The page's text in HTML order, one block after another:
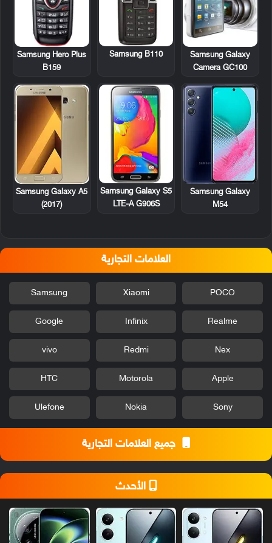
Samsung Galaxy
Camera GC100
Samsung B110
Samsung Hero Plus
B159
Samsung Galaxy
M54
Samsung Galaxy S5
LTE-A G906S
Samsung Galaxy A5
(2017)
العلامات التجارية
POCO
Xiaomi
Samsung
Realme
Infinix
Google
Nex
Redmi
vivo
Apple
Motorola
HTC
Sony
Nokia
Ulefone
جميع العلامات التجارية
الأحدث